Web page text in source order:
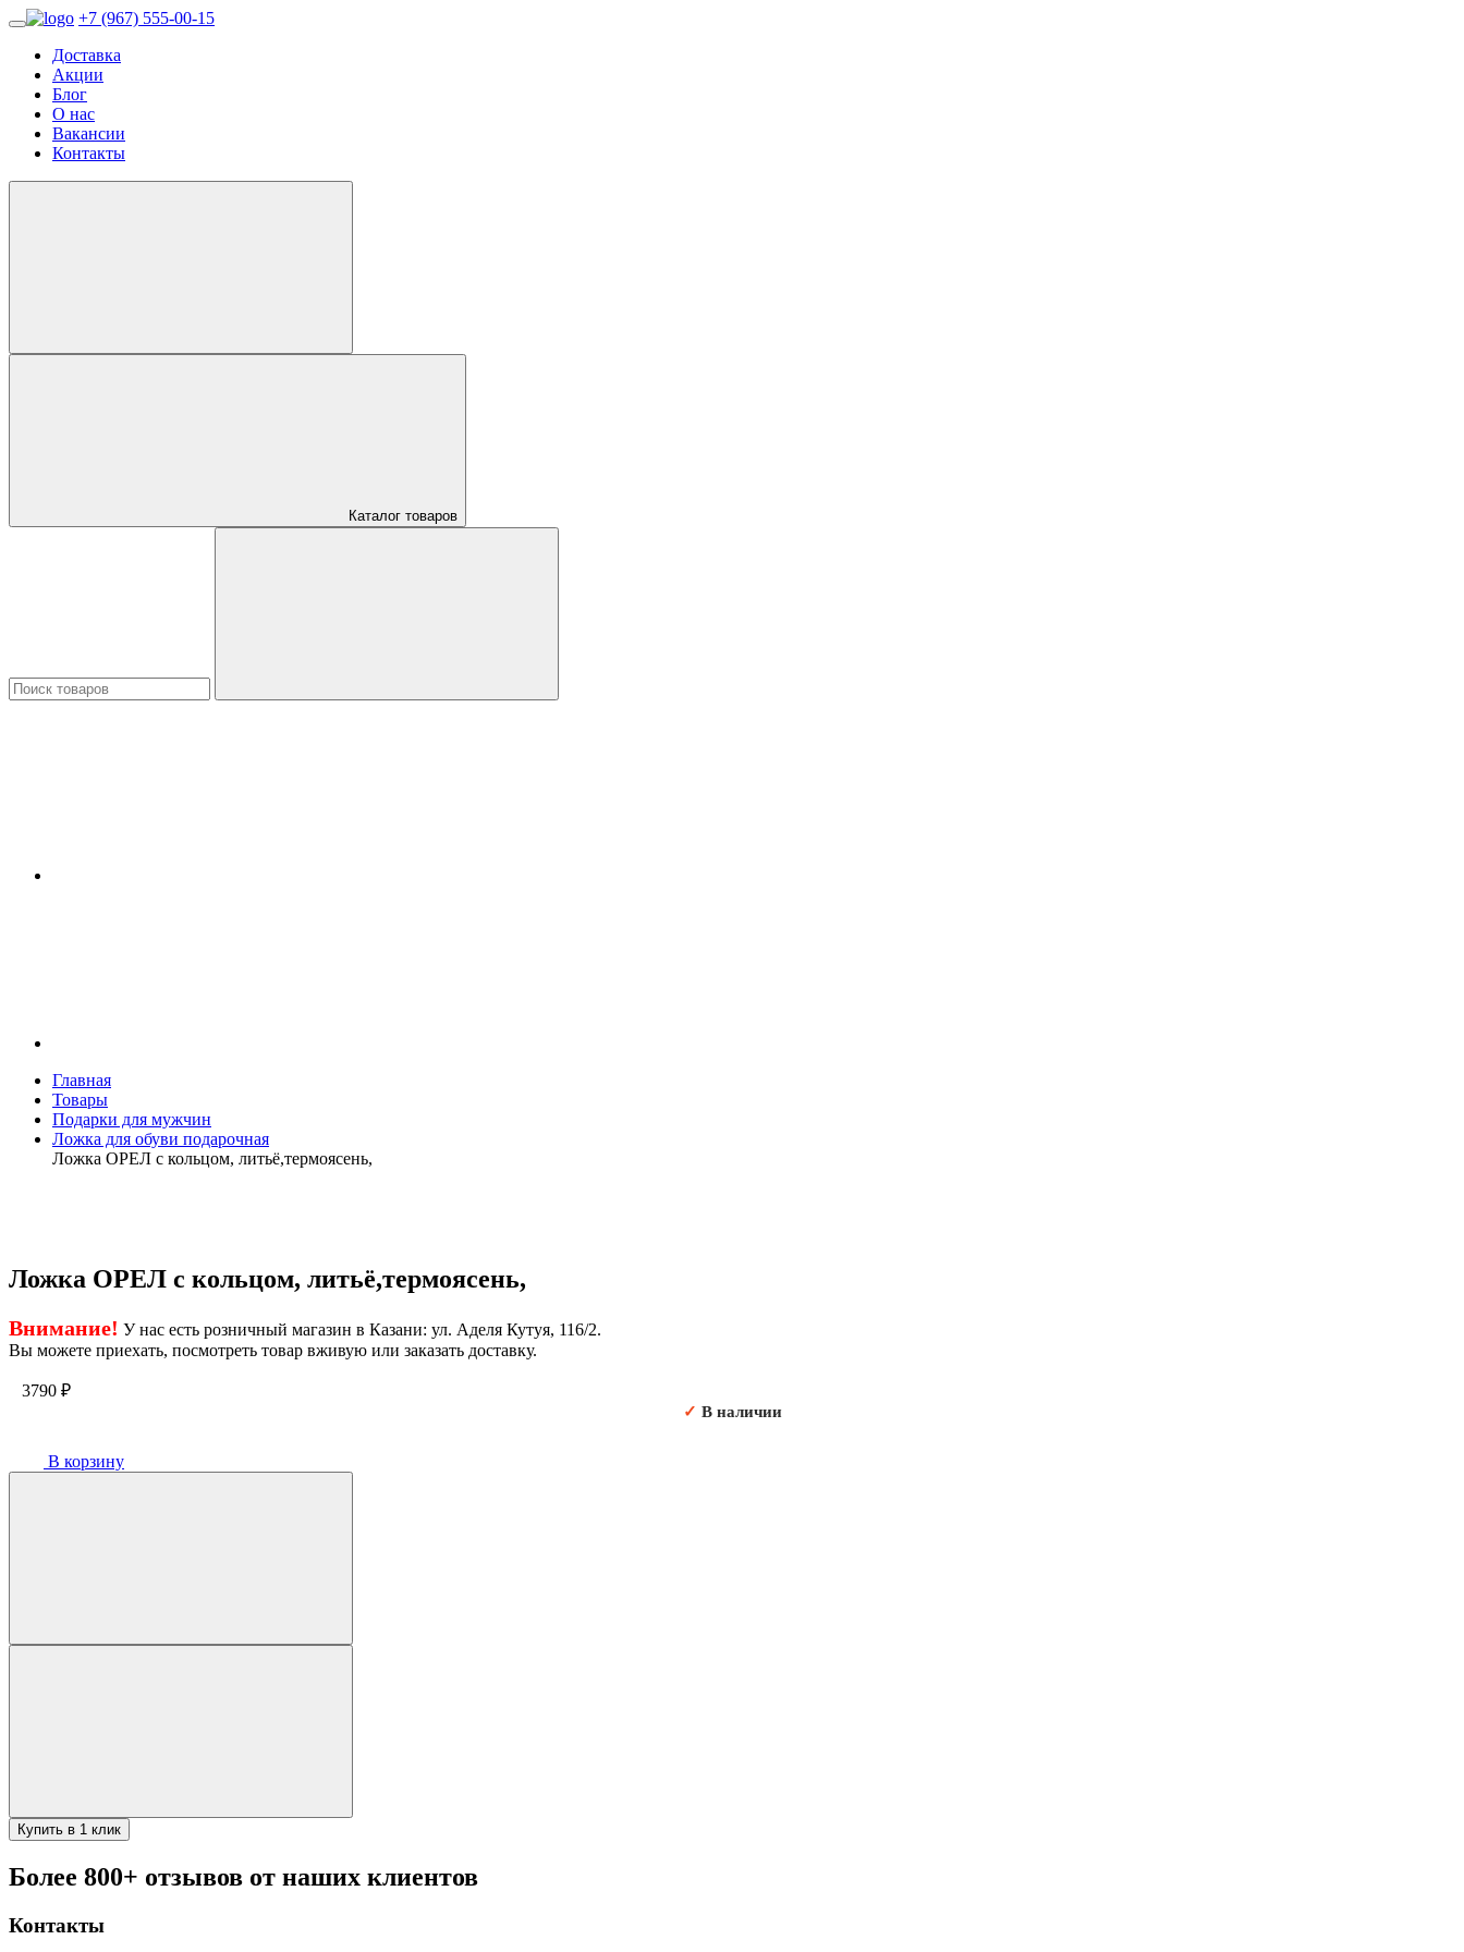
+7 (967) 555-00-15
Доставка
Акции
Блог
О нас
Вакансии
Контакты
Каталог товаров
Главная
Товары
Подарки для мужчин
Ложка для обуви подарочная
Ложка ОРЕЛ с кольцом, литьё,термоясень,
Ложка ОРЕЛ с кольцом, литьё,термоясень,
Внимание! У нас есть розничный магазин в Казани: ул. Аделя Кутуя, 116/2.
Вы можете приехать, посмотреть товар вживую или заказать доставку.
3790 ₽
✓ В наличии
В корзину
Купить в 1 клик
Более 800+ отзывов от наших клиентов
Контакты